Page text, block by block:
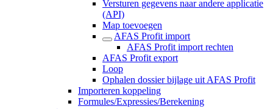
Versturen gegevens naar andere applicatie
(API)
Map toevoegen
AFAS Profit import
AFAS Profit import rechten
AFAS Profit export
Loop
Ophalen dossier bijlage uit AFAS Profit
Importeren koppeling
Formules/Expressies/Berekening